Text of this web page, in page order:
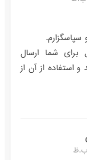
برای شما ارسال
استفاده از آن از